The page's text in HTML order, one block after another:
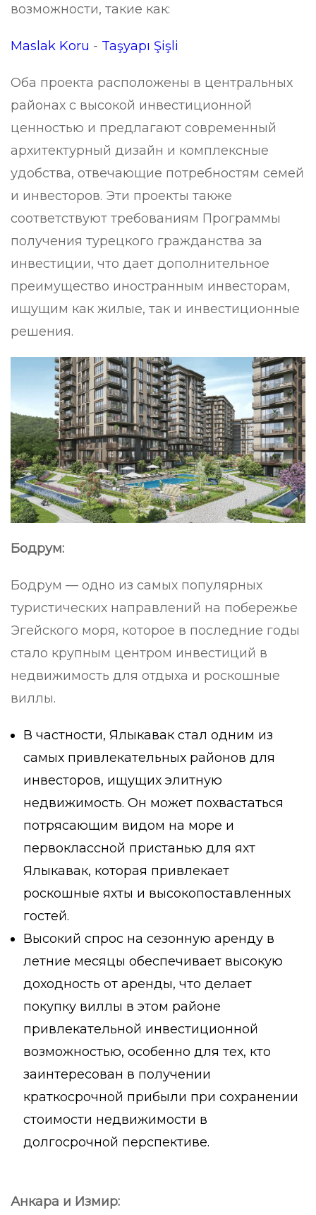
возможности, такие как:
Maslak Koru - Taşyapı Şişli
Оба проекта расположены в центральных
районах с высокой инвестиционной
ценностью и предлагают современный
архитектурный дизайн и комплексные
удобства, отвечающие потребностям семей
и инвесторов. Эти проекты также
соответствуют требованиям Программы
получения турецкого гражданства за
инвестиции, что дает дополнительное
преимущество иностранным инвесторам,
ищущим как жилые, так и инвестиционные
решения.
Бодрум:
Бодрум — одно из самых популярных
туристических направлений на побережье
Эгейского моря, которое в последние годы
стало крупным центром инвестиций в
недвижимость для отдыха и роскошные
виллы.
В частности, Ялыкавак стал одним из
самых привлекательных районов для
инвесторов, ищущих элитную
недвижимость. Он может похвастаться
потрясающим видом на море и
первоклассной пристанью для яхт
Ялыкавак, которая привлекает
роскошные яхты и высокопоставленных
гостей.
Высокий спрос на сезонную аренду в
летние месяцы обеспечивает высокую
доходность от аренды, что делает
покупку виллы в этом районе
привлекательной инвестиционной
возможностью, особенно для тех, кто
заинтересован в получении
краткосрочной прибыли при сохранении
стоимости недвижимости в
долгосрочной перспективе.
Анкара и Измир: